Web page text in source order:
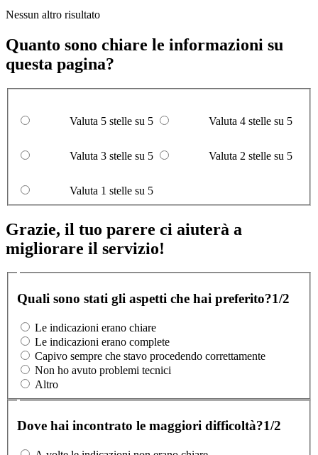
Nessun altro risultato
Quanto sono chiare le informazioni su
questa pagina?
Valuta 5 stelle su 5 Valuta 4 stelle su 5
Valuta 3 stelle su 5 Valuta 2 stelle su 5
Valuta 1 stelle su 5
Grazie, il tuo parere ci aiuterà a
migliorare il servizio!
Quali sono stati gli aspetti che hai preferito?1/2
Le indicazioni erano chiare
Le indicazioni erano complete
Capivo sempre che stavo procedendo correttamente
Non ho avuto problemi tecnici
Altro
Dove hai incontrato le maggiori difficoltà?1/2